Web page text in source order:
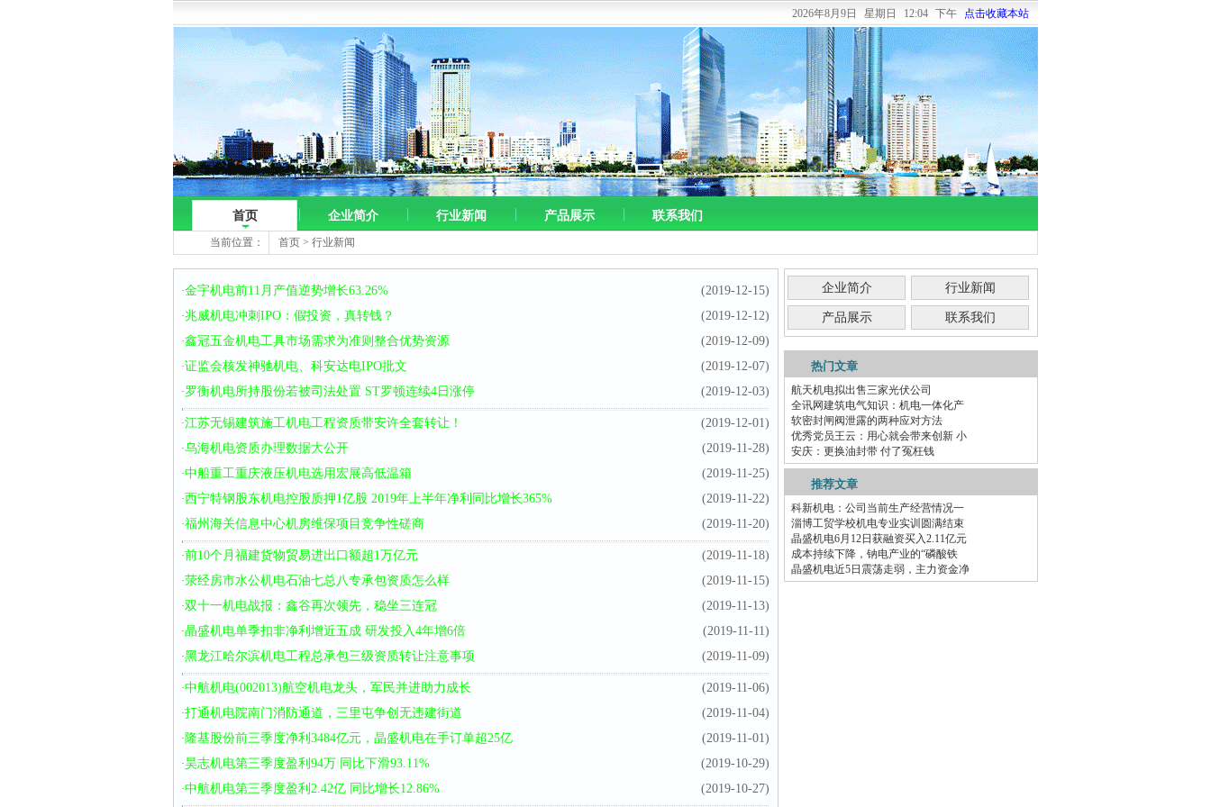
2026年8月9日 星期日 12:04 下午 点击收藏本站
首页 企业简介 行业新闻 产品展示 联系我们
当前位置： 首页 > 行业新闻
·金宇机电前11月产值逆势增长63.26% (2019-12-15)
·兆威机电冲刺IPO：假投资，真转钱？ (2019-12-12)
·鑫冠五金机电工具市场需求为准则整合优势资源 (2019-12-09)
·证监会核发神驰机电、科安达电IPO批文 (2019-12-07)
·罗衡机电所持股份若被司法处置 ST罗顿连续4日涨停 (2019-12-03)
·江苏无锡建筑施工机电工程资质带安许全套转让！ (2019-12-01)
·乌海机电资质办理数据大公开 (2019-11-28)
·中船重工重庆液压机电选用宏展高低温箱 (2019-11-25)
·西宁特钢股东机电控股质押1亿股 2019年上半年净利同比增长365% (2019-11-22)
·福州海关信息中心机房维保项目竞争性磋商 (2019-11-20)
·前10个月福建货物贸易进出口额超1万亿元 (2019-11-18)
·荥经房市水公机电石油七总八专承包资质怎么样 (2019-11-15)
·双十一机电战报：鑫谷再次领先，稳坐三连冠 (2019-11-13)
·晶盛机电单季扣非净利增近五成 研发投入4年增6倍 (2019-11-11)
·黑龙江哈尔滨机电工程总承包三级资质转让注意事项 (2019-11-09)
·中航机电(002013)航空机电龙头，军民并进助力成长 (2019-11-06)
·打通机电院南门消防通道，三里屯争创无违建街道 (2019-11-04)
· 隆基股份前三季度净利3484亿元，晶盛机电在手订单超25亿 (2019-11-01)
·昊志机电第三季度盈利94万 同比下滑93.11% (2019-10-29)
·中航机电第三季度盈利2.42亿 同比增长12.86% (2019-10-27)
企业简介 行业新闻
产品展示 联系我们
热门文章
航天机电拟出售三家光伏公司
全讯网建筑电气知识：机电一体化产
软密封闸阀泄露的两种应对方法
优秀党员王云：用心就会带来创新 小
安庆：更换油封带 付了冤枉钱
推荐文章
科新机电：公司当前生产经营情况一
淄博工贸学校机电专业实训圆满结束
晶盛机电6月12日获融资买入2.11亿元
成本持续下降，钠电产业的“磷酸铁
晶盛机电近5日震荡走弱，主力资金净